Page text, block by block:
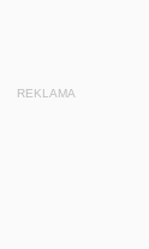
1959REKLAMA